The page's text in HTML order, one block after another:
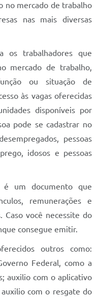
no mercado de trabalho
nas mais diversas
os trabalhadores que
mercado de trabalho,
ou situação de
às vagas oferecidas
disponíveis por
pode se cadastrar no
pessoas
idosos e pessoas
é um documento que
remunerações e
Caso você necessite do
consegue emitir.
outros como:
Federal, como a
auxilio com o aplicativo
com o resgate do